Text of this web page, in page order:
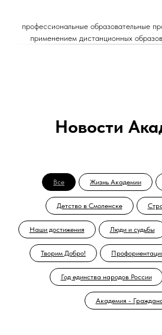
профессиональные образовательные
применением дистанционных
Новости
Все Жизнь Академии
Детство в Смоленске
Наши достижения Люди и судьбы
Творим Добро!
Год единства народов России
Академия -